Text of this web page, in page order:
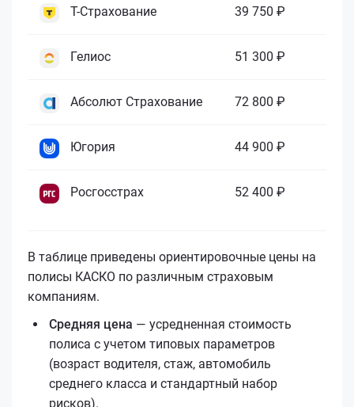
Т-Страхование 39 750 ₽
Гелиос 51 300 ₽
Абсолют Страхование 72 800 ₽
Югория 44 900 ₽
Росгосстрах 52 400 ₽
В таблице приведены ориентировочные цены на
полисы КАСКО по различным страховым
компаниям.
Средняя цена — усредненная стоимость
полиса с учетом типовых параметров
(возраст водителя, стаж, автомобиль
среднего класса и стандартный набор
рисков).